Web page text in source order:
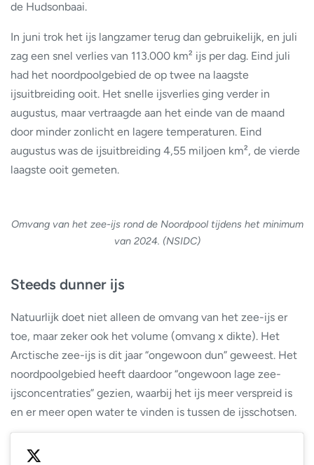
de Hudsonbaai.
In juni trok het ijs langzamer terug dan gebruikelijk, en juli
zag een snel verlies van 113.000 km² ijs per dag. Eind juli
had het noordpoolgebied de op twee na laagste
ijsuitbreiding ooit. Het snelle ijsverlies ging verder in
augustus, maar vertraagde aan het einde van de maand
door minder zonlicht en lagere temperaturen. Eind
augustus was de ijsuitbreiding 4,55 miljoen km², de vierde
laagste ooit gemeten.
Omvang van het zee-ijs rond de Noordpool tijdens het minimum
van 2024. (NSIDC)
Steeds dunner ijs
Natuurlijk doet niet alleen de omvang van het zee-ijs er
toe, maar zeker ook het volume (omvang x dikte). Het
Arctische zee-ijs is dit jaar “ongewoon dun” geweest. Het
noordpoolgebied heeft daardoor “ongewoon lage zee-
ijsconcentraties” gezien, waarbij het ijs meer verspreid is
en er meer open water te vinden is tussen de ijsschotsen.